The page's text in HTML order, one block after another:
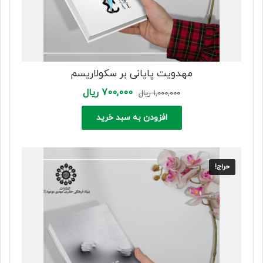
مهدویت پایانی بر سکولاریسم
1,000,000 ریال Original
price
was:
1,000,000 ریال.
700,000 ریالCurrent
price
700,000 ریال.
افزودن به سبد خرید
حراج!